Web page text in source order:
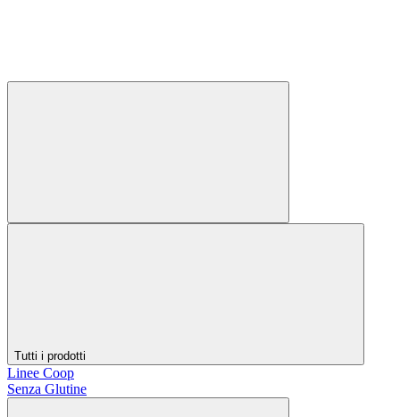
Tutti i prodotti
Linee Coop
Senza Glutine